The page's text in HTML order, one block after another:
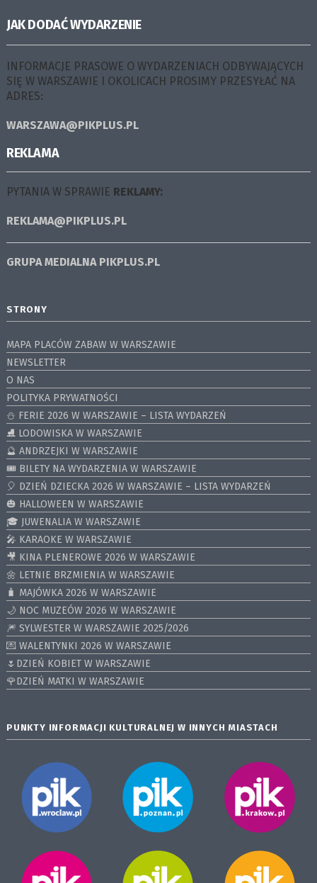
JAK DODAĆ WYDARZENIE
INFORMACJE PRASOWE O WYDARZENIACH ODBYWAJĄCYCH
SIĘ W WARSZAWIE I OKOLICACH PROSIMY PRZESYŁAĆ NA
ADRES:
WARSZAWA@PIKPLUS.PL
REKLAMA
PYTANIA W SPRAWIE REKLAMY:
REKLAMA@PIKPLUS.PL
GRUPA MEDIALNA PIKPLUS.PL
STRONY
MAPA PLACÓW ZABAW W WARSZAWIE
NEWSLETTER
O NAS
POLITYKA PRYWATNOŚCI
⛄️ FERIE 2026 W WARSZAWIE – LISTA WYDARZEŃ
⛸ LODOWISKA W WARSZAWIE
🔮 ANDRZEJKI W WARSZAWIE
🎟️ BILETY NA WYDARZENIA W WARSZAWIE
🎈 DZIEŃ DZIECKA 2026 W WARSZAWIE – LISTA WYDARZEŃ
🎃 HALLOWEEN W WARSZAWIE
🎓 JUWENALIA W WARSZAWIE
🎤 KARAOKE W WARSZAWIE
🎥 KINA PLENEROWE 2026 W WARSZAWIE
🌼 LETNIE BRZMIENIA W WARSZAWIE
🧳 MAJÓWKA 2026 W WARSZAWIE
🌙 NOC MUZEÓW 2026 W WARSZAWIE
🎆 SYLWESTER W WARSZAWIE 2025/2026
💌 WALENTYNKI 2026 W WARSZAWIE
🌷DZIEŃ KOBIET W WARSZAWIE
🌹DZIEŃ MATKI W WARSZAWIE
PUNKTY INFORMACJI KULTURALNEJ W INNYCH MIASTACH